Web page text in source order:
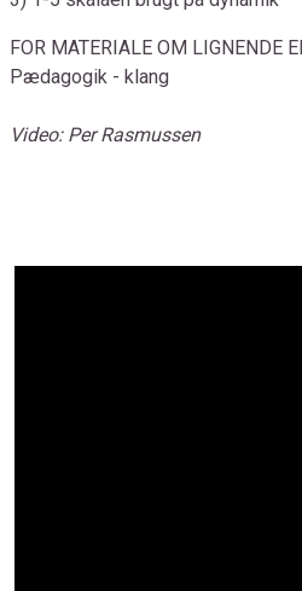
FOR MATERIALE OM LIGNENDE
Pædagogik - klang
Video: Per Rasmussen